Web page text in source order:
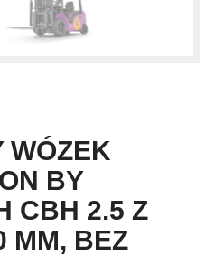
WÓZEK
BY
CBH 2.5 Z
MM, BEZ